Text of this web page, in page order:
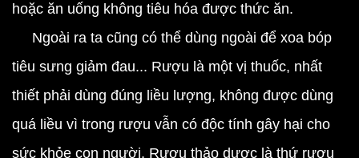
hoặc ăn uống không tiêu hóa được thức ăn.
Ngoài ra ta cũng có thể dùng ngoài để xoa bóp
tiêu sưng giảm đau... Rượu là một vị thuốc, nhất
thiết phải dùng đúng liều lượng, không được dùng
quá liều vì trong rượu vẫn có độc tính gây hại cho
sức khỏe con người. Rượu thảo dược là thứ rượu